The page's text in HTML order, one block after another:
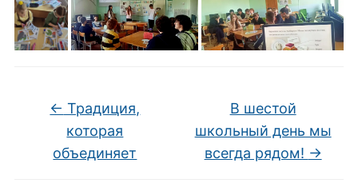
← Традиция,
которая
объединяет
В шестой
школьный день мы
всегда рядом! →